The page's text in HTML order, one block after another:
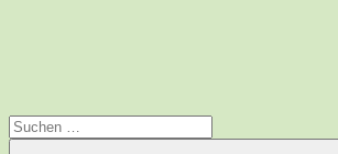
Suchen
nach: